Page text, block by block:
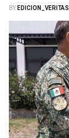
BYEDICION_VERITAS